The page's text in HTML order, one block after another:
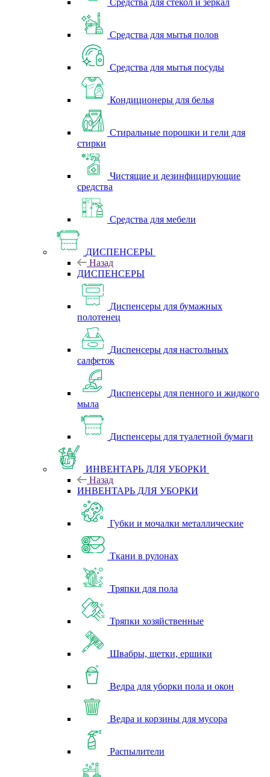
Средства для стекол и зеркал
Средства для мытья полов
Средства для мытья посуды
Кондиционеры для белья
Стиральные порошки и гели для
стирки
Чистящие и дезинфицирующие
средства
Средства для мебели
ДИСПЕНСЕРЫ
Назад
ДИСПЕНСЕРЫ
Диспенсеры для бумажных
полотенец
Диспенсеры для настольных
салфеток
Диспенсеры для пенного и жидкого
мыла
Диспенсеры для туалетной бумаги
ИНВЕНТАРЬ ДЛЯ УБОРКИ
Назад
ИНВЕНТАРЬ ДЛЯ УБОРКИ
Губки и мочалки металлические
Ткани в рулонах
Тряпки для пола
Тряпки хозяйственные
Швабры, щетки, ершики
Ведра для уборки пола и окон
Ведра и корзины для мусора
Распылители